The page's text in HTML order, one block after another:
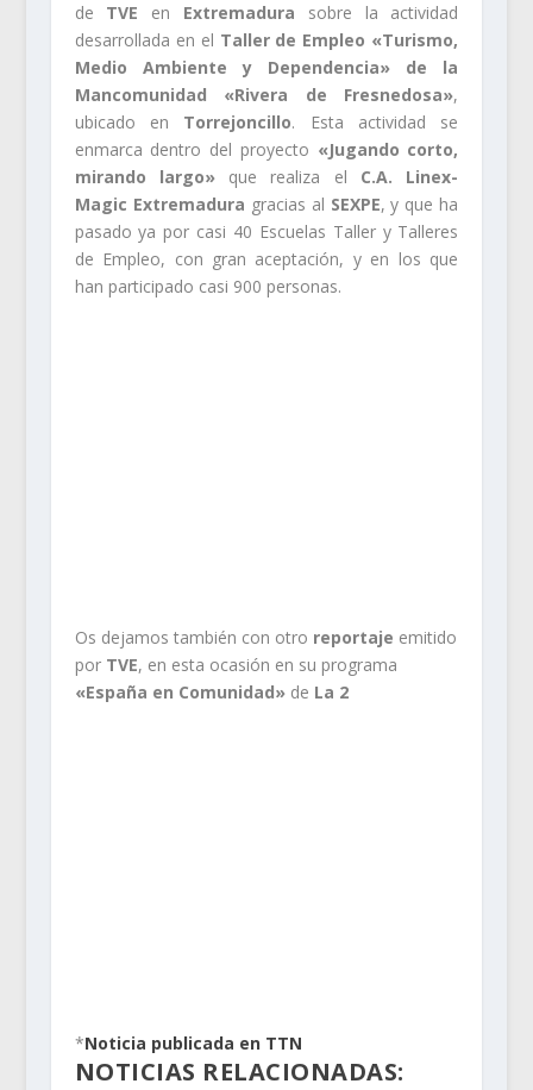
de TVE en Extremadura sobre la actividad
desarrollada en el Taller de Empleo «Turismo,
Medio Ambiente y Dependencia» de la
Mancomunidad «Rivera de Fresnedosa»,
ubicado en Torrejoncillo. Esta actividad se
enmarca dentro del proyecto «Jugando corto,
mirando largo»que realiza el C.A. Linex-
Magic Extremadura gracias al SEXPE, y que ha
pasado ya por casi 40 Escuelas Taller y Talleres
de Empleo, con gran aceptación, y en los que
han participado casi 900 personas.
Os dejamos también con otro reportaje emitido
por TVE, en esta ocasión en su programa
«España en Comunidad»de La 2
*Noticia publicada en TTN
NOTICIAS RELACIONADAS: